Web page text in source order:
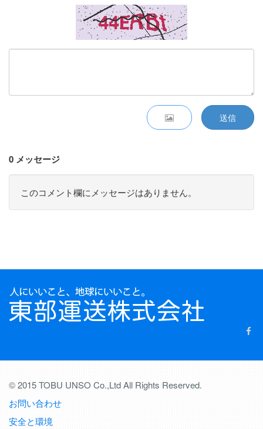
送信
0 メッセージ
このコメント欄にメッセージはありません。
© 2015 TOBU UNSO Co.,Ltd All Rights Reserved.
お問い合わせ
安全と環境